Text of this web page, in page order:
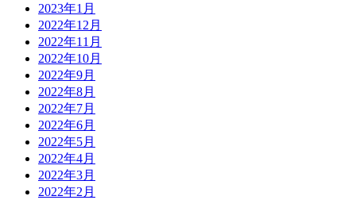
2023年1月
2022年12月
2022年11月
2022年10月
2022年9月
2022年8月
2022年7月
2022年6月
2022年5月
2022年4月
2022年3月
2022年2月